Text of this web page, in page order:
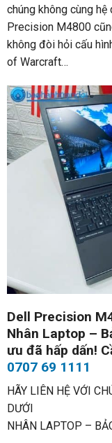
chúng không cùng hệ
Precision M4800
không đòi hỏi cấu
of Warcraft…
Dell Precision
Nhân Laptop –
ưu đã hấp dấn!
0707 69 1111
HÃY LIÊN HỆ VỚI
DƯỚI
NHÂN LAPTOP –